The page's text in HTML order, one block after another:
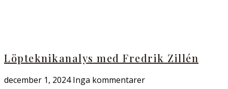
Löpteknikanalys med Fredrik Zillén
december 1, 2024Inga kommentarer